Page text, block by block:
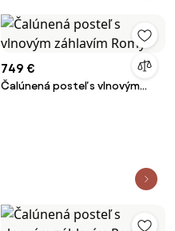
749 €
Čalúnená posteľ s vlnovým